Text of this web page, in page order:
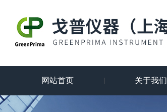
网站首页 关于我们